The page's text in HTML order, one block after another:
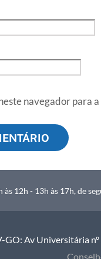
navegador para
12h - 13h às 17h, de
GO: Av Universitária